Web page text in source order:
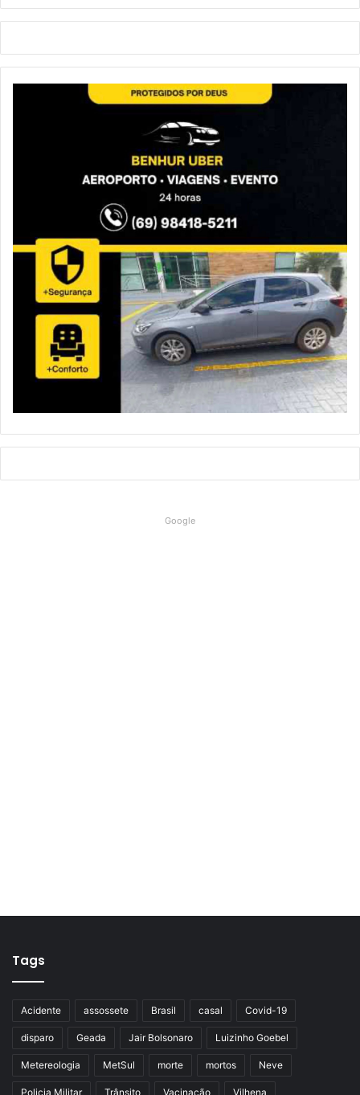
Google
Tags
Acidente assossete Brasil casal Covid-19
disparo Geada Jair Bolsonaro Luizinho Goebel
Metereologia MetSul morte mortos Neve
Policia Militar Trânsito Vacinação Vilhena